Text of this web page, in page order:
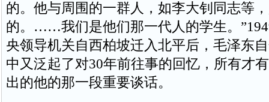
的。他与周围的一群人，如李大钊同志等
的。……我们是他们那一代人的学生。
央领导机关自西柏坡迁入北平后，毛泽东
中又泛起了对30年前往事的回忆，所有才
出的他的那一段重要谈话。